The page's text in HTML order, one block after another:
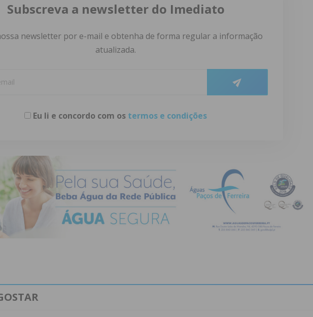
Subscreva a newsletter do Imediato
newsletter por e-mail e obtenha de forma regular a informação
atualizada.
Eu li e concordo com os termos e condições